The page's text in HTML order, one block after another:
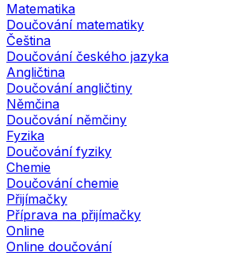
Matematika
Doučování matematiky
Čeština
Doučování českého jazyka
Angličtina
Doučování angličtiny
Němčina
Doučování němčiny
Fyzika
Doučování fyziky
Chemie
Doučování chemie
Přijímačky
Příprava na přijímačky
Online
Online doučování